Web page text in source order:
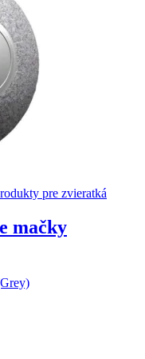
pre zvieratká
mačky